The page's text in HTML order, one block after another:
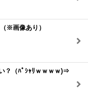
※画像あり）
？（ﾊﾟｼｬﾘｗｗｗｗ)⇒